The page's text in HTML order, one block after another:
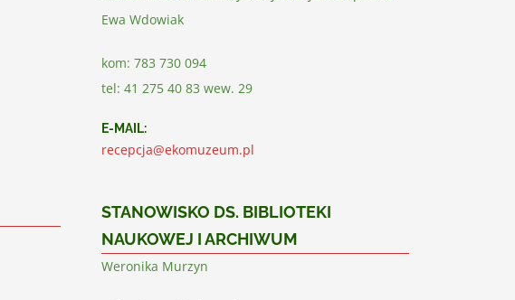
Ewa Wdowiak
kom: 783 730 094
tel: 41 275 40 83 wew. 29
E-MAIL:
recepcja@ekomuzeum.pl
STANOWISKO DS. BIBLIOTEKI
NAUKOWEJ I ARCHIWUM
Weronika Murzyn